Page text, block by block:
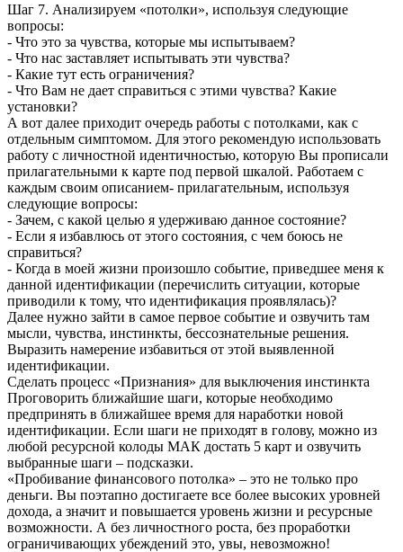
Шаг 7. Анализируем «потолки», используя следующие
вопросы:
- Что это за чувства, которые мы испытываем?
- Что нас заставляет испытывать эти чувства?
- Какие тут есть ограничения?
- Что Вам не дает справиться с этими чувства? Какие
установки?
А вот далее приходит очередь работы с потолками, как с
отдельным симптомом. Для этого рекомендую использовать
работу с личностной идентичностью, которую Вы прописали
прилагательными к карте под первой шкалой. Работаем с
каждым своим описанием- прилагательным, используя
следующие вопросы:
- Зачем, с какой целью я удерживаю данное состояние?
- Если я избавлюсь от этого состояния, с чем боюсь не
справиться?
- Когда в моей жизни произошло событие, приведшее меня к
данной идентификации (перечислить ситуации, которые
приводили к тому, что идентификация проявлялась)?
Далее нужно зайти в самое первое событие и озвучить там
мысли, чувства, инстинкты, бессознательные решения.
Выразить намерение избавиться от этой выявленной
идентификации.
Сделать процесс «Признания» для выключения инстинкта
Проговорить ближайшие шаги, которые необходимо
предпринять в ближайшее время для наработки новой
идентификации. Если шаги не приходят в голову, можно из
любой ресурсной колоды МАК достать 5 карт и озвучить
выбранные шаги – подсказки.
«Пробивание финансового потолка» – это не только про
деньги. Вы поэтапно достигаете все более высоких уровней
дохода, а значит и повышается уровень жизни и ресурсные
возможности. А без личностного роста, без проработки
ограничивающих убеждений это, увы, невозможно!